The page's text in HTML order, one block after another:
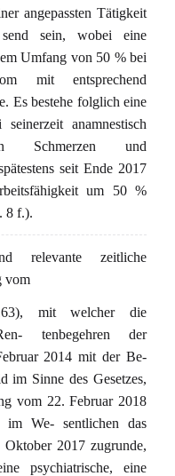
angepassten Tätigkeit
sein, wobei eine
Umfang von 50 % bei
mit entsprechend
Es bestehe folglich eine
anamnestisch
Schmerzen und
seit Ende 2017
um 50 %
8 f.).
relevante zeitliche
vom
mit welcher die
tenbegehren der
2014 mit der Be-
im Sinne des Gesetzes,
vom 22. Februar 2018
We- sentlichen das
2017 zugrunde,
psychiatrische, eine